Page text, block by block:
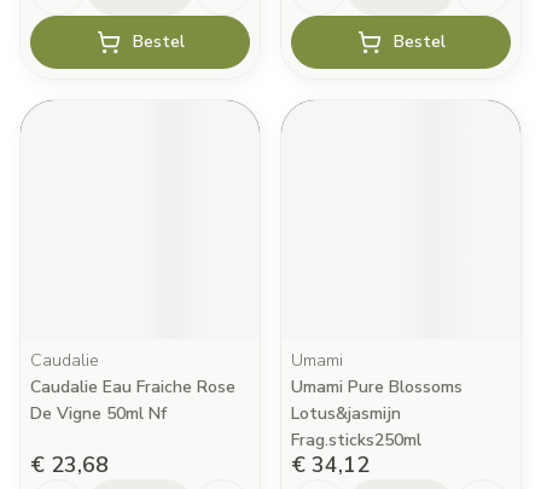
Bestel Bestel
Caudalie
Caudalie Eau Fraiche Rose
De Vigne 50ml Nf
€ 23,68
Umami
Umami Pure Blossoms
Lotus&jasmijn
Frag.sticks250ml
€ 34,12